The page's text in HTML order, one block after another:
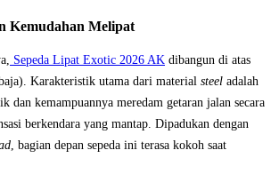
Kemudahan Melipat
Sepeda Lipat Exotic 2026 AK dibangun di atas
Karakteristik utama dari material steel adalah
dan kemampuannya meredam getaran jalan secara
berkendara yang mantap. Dipadukan dengan
, bagian depan sepeda ini terasa kokoh saat